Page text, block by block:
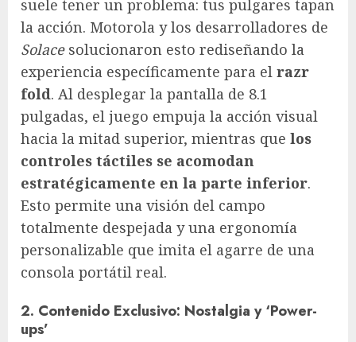
suele tener un problema: tus pulgares tapan
la acción. Motorola y los desarrolladores de
Solacesolucionaron esto rediseñando la
experiencia específicamente para el razr
fold. Al desplegar la pantalla de 8.1
pulgadas, el juego empuja la acción visual
hacia la mitad superior, mientras que los
controles táctiles se acomodan
estratégicamente en la parte inferior.
Esto permite una visión del campo
totalmente despejada y una ergonomía
personalizable que imita el agarre de una
consola portátil real.
2. Contenido Exclusivo: Nostalgia y ‘Power-
ups’